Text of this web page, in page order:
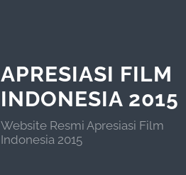
APRESIASI FILM
INDONESIA 2015
Website Resmi Apresiasi Film
Indonesia 2015